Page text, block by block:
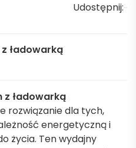
Udostępnij:
ładowarką
z ładowarką
rozwiązanie dla tych,
energetyczną i
życia. Ten wydajny